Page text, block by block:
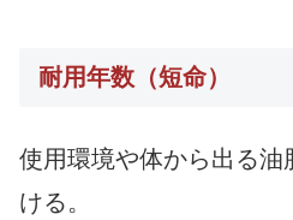
耐用年数（短命）
使用環境や体から出る油
ける。